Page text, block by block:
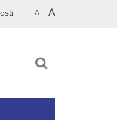
A A